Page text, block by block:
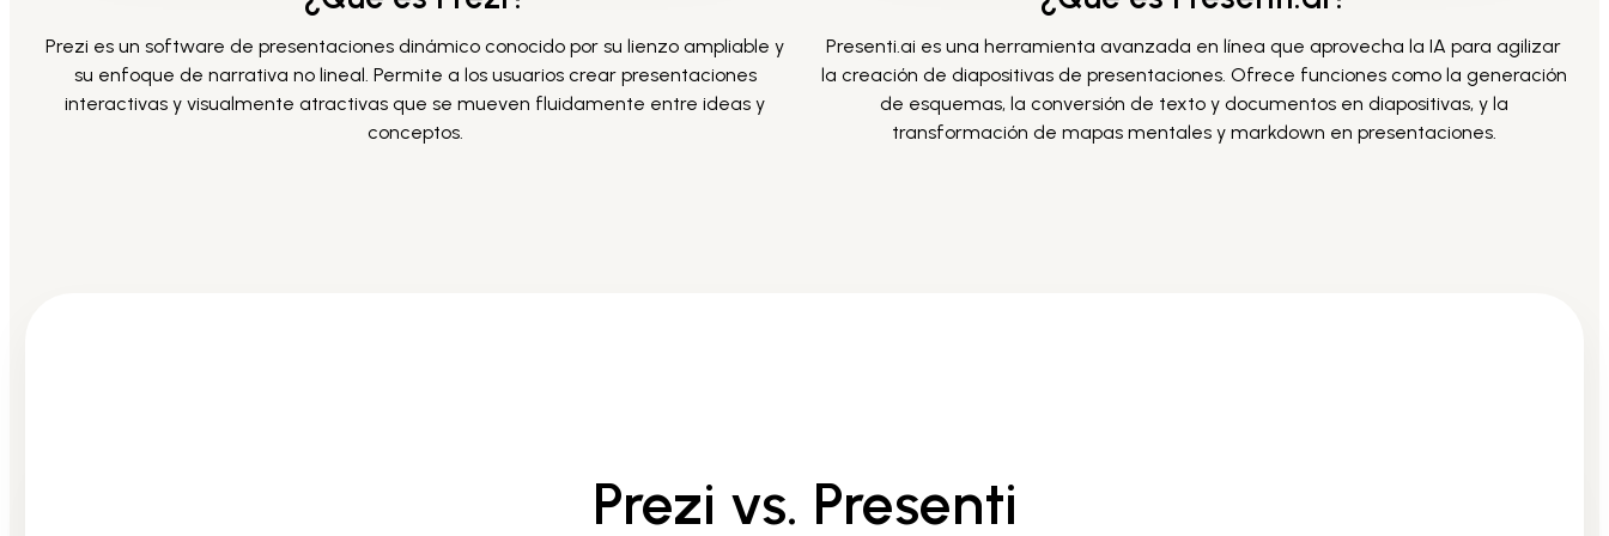
Prezi es un software de presentaciones dinámico conocido por su lienzo ampliable y
su enfoque de narrativa no lineal. Permite a los usuarios crear presentaciones
interactivas y visualmente atractivas que se mueven fluidamente entre ideas y
conceptos.
Presenti.ai es una herramienta avanzada en línea que aprovecha la IA para agilizar
la creación de diapositivas de presentaciones. Ofrece funciones como la generación
de esquemas, la conversión de texto y documentos en diapositivas, y la
transformación de mapas mentales y markdown en presentaciones.
Prezi vs. Presenti